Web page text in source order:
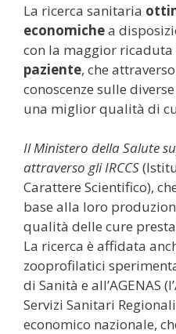
La ricerca sanitaria
economichea
con la maggior ricaduta
paziente, che
conoscenze sulle
una miglior qualità di
Il Ministero della Salute
attraverso gli IRCCS
Carattere Scientifico),
base alla loro
qualità delle cure
La ricerca è affidata
zooprofilatici
di Sanità e all’AGENAS
Servizi Sanitari
economico nazionale,